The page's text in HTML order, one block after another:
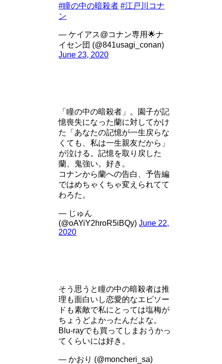
#瞳の中の暗殺者 #江戸川コナ
ン
— ケイアス@コナン専用🌟ナ
イセン団 (@841usagi_conan)
June 23, 2020
「瞳の中の暗殺者」。園子が記
憶喪失になった蘭に対してかけ
た「あなたの記憶が一生戻らな
くても、私は一生親友だから」
が泣ける。記憶を取り戻した
蘭、鬼強い。好き。
コナンから蘭への告白、予告編
ではめちゃくちゃ変えられてて
わろた。
— じゅん
(@oAYiY2hroR5iBQy)June 22,
2020
そう思うと瞳の中の暗殺者は推
理も面白いし恋愛的なエピソー
ドも素敵で私にとっては塩梅が
ちょうどよかったんだよな。
Blu-rayでも買ってしまおうかっ
てくらいには好き。
— かおり (@moncheri_sa)